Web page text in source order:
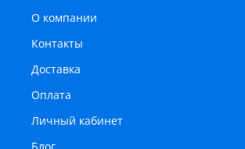
О компании
Контакты
Доставка
Оплата
Личный кабинет
Блог